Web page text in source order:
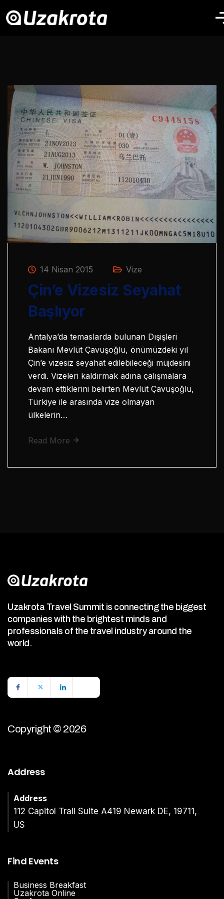
14 Nisan 2015 Vize
Çin’e Vizesiz Seyahat
Başlıyor
Antalya’da temaslarda bulunan Dışişleri
Bakanı Mevlüt Çavuşoğlu, önümüzdeki yıl
Çin’e vizesiz seyahat edilebileceği müjdesini
verdi. Vizeleri kaldırmak adına çalışmalara
devam ettiklerini belirten Mevlüt Çavuşoğlu,
Türkiye ile arasında vize olmayan
ülkelerin…
Read More
Uzakrota Travel Summit is connecting the biggest
companies with the brightest minds and
professionals of the travel industry around the
world.
Copyright © 2026
Address
Address
112 Capitol Trail Suite A419 Newark DE, 19711,
US
Find Events
Business Breakfast
Uzakrota Online